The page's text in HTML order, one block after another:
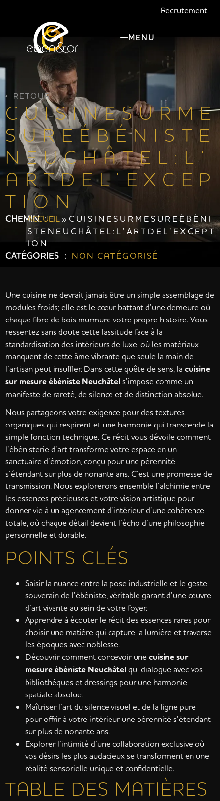
Recrutement
MENU
RETOUR
C U I S I N E S U R M E
S U R E É B É N I S T E
N E U C H Â T E L : L ’
A R T D E L ’ E X C E P
T I O N
CHEMIN :
ACCUEIL»C U I S I N E S U R M E S U R E É B É N I
S T E N E U C H Â T E L : L ’ A R T D E L ’ E X C E P T
I O N
CATÉGORIES : NON CATÉGORISÉ
Une cuisine ne devrait jamais être un simple assemblage de
modules froids; elle est le cœur battant d’une demeure où
chaque fibre de bois murmure votre propre histoire. Vous
ressentez sans doute cette lassitude face à la
standardisation des intérieurs de luxe, où les matériaux
manquent de cette âme vibrante que seule la main de
l’artisan peut insuffler. Dans cette quête de sens, lacuisine
sur mesure ébéniste Neuchâtels’impose comme un
manifeste de rareté, de silence et de distinction absolue.
Nous partageons votre exigence pour des textures
organiques qui respirent et une harmonie qui transcende la
simple fonction technique. Ce récit vous dévoile comment
l’ébénisterie d’art transforme votre espace en un
sanctuaire d’émotion, conçu pour une pérennité
s’étendant sur plus de nonante ans. C’est une promesse de
transmission. Nous explorerons ensemble l’alchimie entre
les essences précieuses et votre vision artistique pour
donner vie à un agencement d’intérieur d’une cohérence
totale, où chaque détail devient l’écho d’une philosophie
personnelle et durable.
POINTS CLÉS
Saisir la nuance entre la pose industrielle et le geste
souverain de l’ébéniste, véritable garant d’une œuvre
d’art vivante au sein de votre foyer.
Apprendre à écouter le récit des essences rares pour
choisir une matière qui capture la lumière et traverse
les époques avec noblesse.
Découvrir comment concevoir unecuisine sur
mesure ébéniste Neuchâtelqui dialogue avec vos
bibliothèques et dressings pour une harmonie
spatiale absolue.
Maîtriser l’art du silence visuel et de la ligne pure
pour offrir à votre intérieur une pérennité s’étendant
sur plus de nonante ans.
Explorer l’intimité d’une collaboration exclusive où
vos désirs les plus audacieux se transforment en une
réalité sensorielle unique et confidentielle.
TABLE DES MATIÈRES